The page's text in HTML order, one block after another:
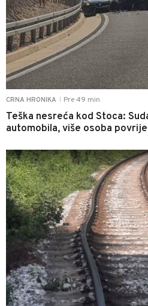
CRNA HRONIKA Pre 49 min
Teška nesreća kod Stoca:
automobila, više osoba